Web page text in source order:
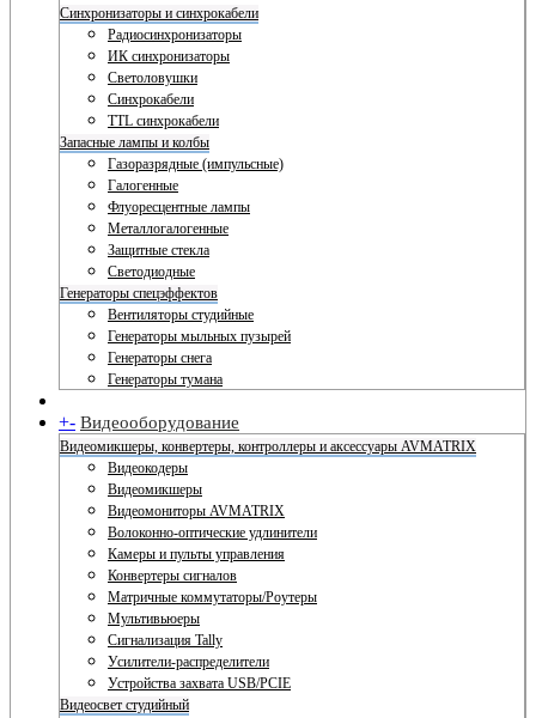
Синхронизаторы и синхрокабели
Радиосинхронизаторы
ИК синхронизаторы
Светоловушки
Синхрокабели
TTL синхрокабели
Запасные лампы и колбы
Газоразрядные (импульсные)
Галогенные
Флуоресцентные лампы
Металлогалогенные
Защитные стекла
Светодиодные
Генераторы спецэффектов
Вентиляторы студийные
Генераторы мыльных пузырей
Генераторы снега
Генераторы тумана
+- Видеооборудование
Видеомикшеры, конвертеры, контроллеры и аксессуары AVMATRIX
Видеокодеры
Видеомикшеры
Видеомониторы AVMATRIX
Волоконно-оптические удлинители
Камеры и пульты управления
Конвертеры сигналов
Матричные коммутаторы/Роутеры
Мультивьюеры
Сигнализация Tally
Усилители-распределители
Устройства захвата USB/PCIE
Видеосвет студийный